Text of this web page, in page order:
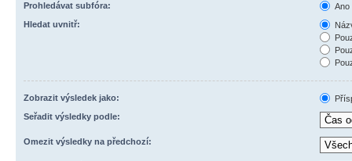
Prohledávat subfóra:
Ano
Hledat uvnitř:
Zobrazit výsledek jako:
Seřadit výsledky podle:
Omezit výsledky na předchozí: